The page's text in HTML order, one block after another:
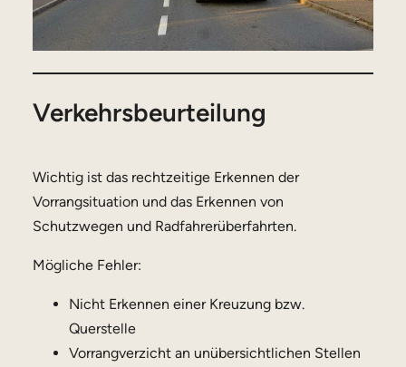
Verkehrsbeurteilung
Wichtig ist das rechtzeitige Erkennen der
Vorrangsituation und das Erkennen von
Schutzwegen und Radfahrerüberfahrten.
Mögliche Fehler:
Nicht Erkennen einer Kreuzung bzw.
Querstelle
Vorrangverzicht an unübersichtlichen Stellen